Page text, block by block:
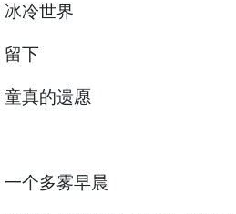
冰冷世界
留下
童真的遗愿
一个多雾早晨